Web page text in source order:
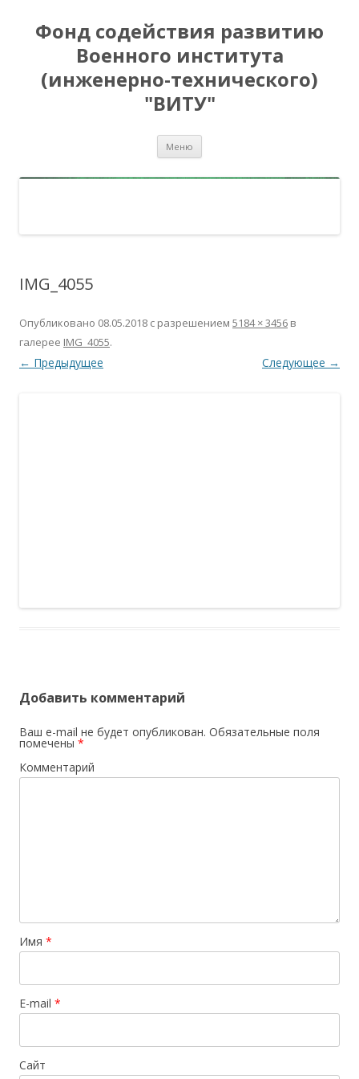
Фонд содействия развитию
Военного института
(инженерно-технического)
"ВИТУ"
Меню
IMG_4055
Опубликовано 08.05.2018 с разрешением 5184 × 3456 в
галерее IMG_4055.
← Предыдущее Следующее →
Добавить комментарий
Ваш e-mail не будет опубликован. Обязательные поля
помечены *
Комментарий
Имя *
E-mail *
Сайт